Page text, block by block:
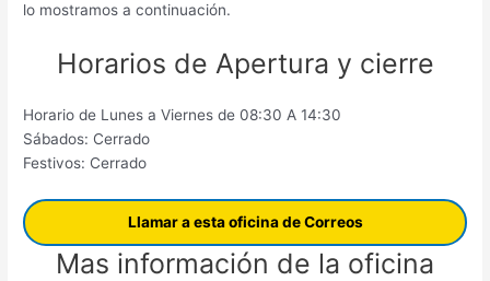
lo mostramos a continuación.
Horarios de Apertura y cierre
Horario de Lunes a Viernes de 08:30 A 14:30
Sábados: Cerrado
Festivos: Cerrado
Llamar a esta oficina de Correos
Mas información de la oficina